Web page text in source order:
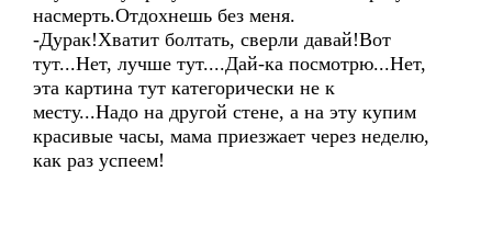
насмерть.Отдохнешь без меня.
-Дурак!Хватит болтать, сверли давай!Вот
тут...Нет, лучше тут....Дай-ка посмотрю...Нет,
эта картина тут категорически не к
месту...Надо на другой стене, а на эту купим
красивые часы, мама приезжает через неделю,
как раз успеем!